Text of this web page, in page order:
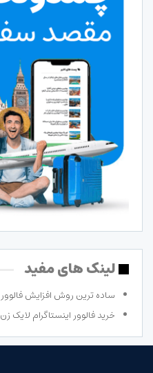
لینک های مفید
ساده ترین روش افزایش فالوور
خرید فالوور اینستاگرام لایک زن